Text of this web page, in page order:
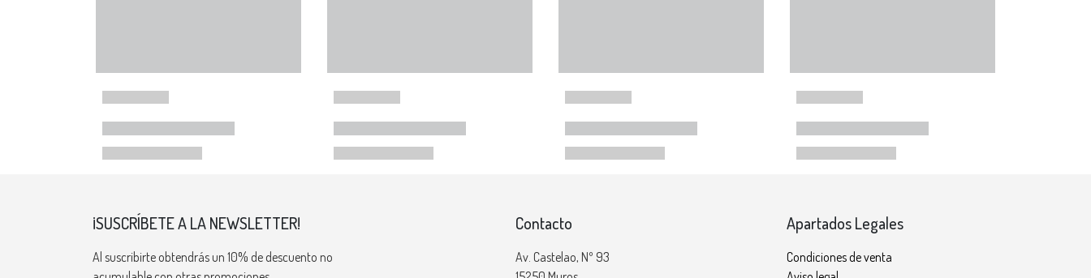
¡SUSCRÍBETE A LA NEWSLETTER!
Al suscribirte obtendrás un 10% de descuento no
Contacto
Av. Castelao, Nº 93
Apartados Legales
Condiciones de venta